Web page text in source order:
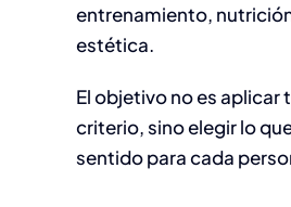
entrenamiento,
estética.
El objetivo no es aplicar
criterio, sino elegir lo
sentido para cada